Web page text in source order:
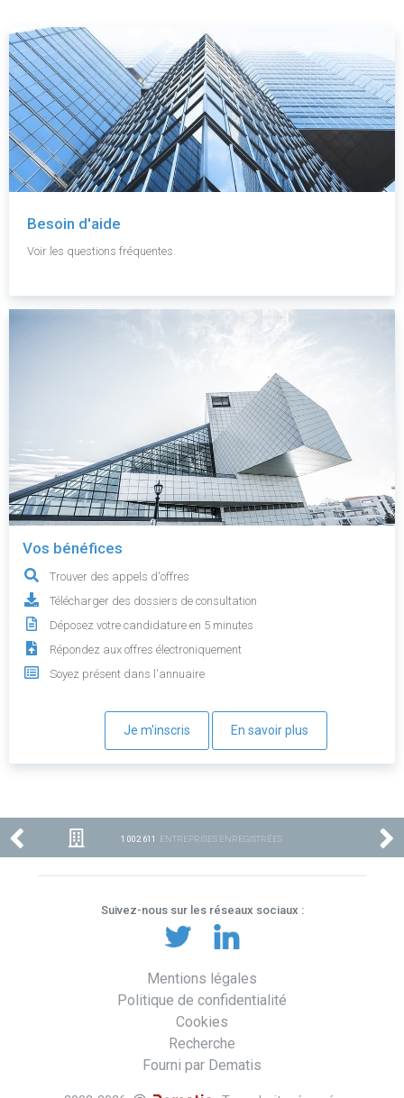
Besoin d'aide
Voir les questions fréquentes.
Vos bénéfices
Trouver des appels d'offres
Télécharger des dossiers de consultation
Déposez votre candidature en 5 minutes
Répondez aux offres électroniquement
Soyez présent dans l'annuaire
Je m'inscris En savoir plus
1 002 611 ENTREPRISES ENREGISTRÉES
Suivez-nous sur les réseaux sociaux :
Mentions légales
Politique de confidentialité
Cookies
Recherche
Fourni par Dematis